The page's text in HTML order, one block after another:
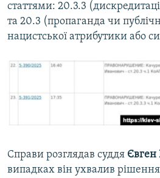
статтями: 20.3.3
та 20.3 (пропаганда чи
нацистської атрибутики або
Справи розглядав суддя Євген
випадках він ухвалив